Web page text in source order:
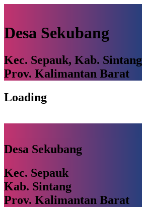
Desa Sekubang
Kec. Sepauk, Kab. Sintang
Prov. Kalimantan Barat
Loading
Desa Sekubang
Kec. Sepauk
Kab. Sintang
Prov. Kalimantan Barat